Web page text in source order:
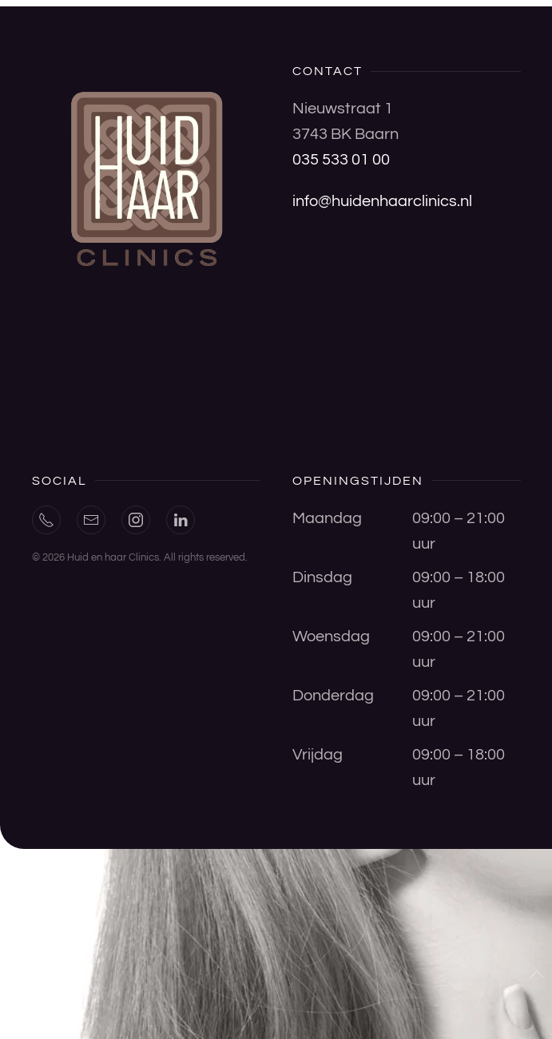
CONTACT
Nieuwstraat 1
3743 BK Baarn
035 533 01 00
info@huidenhaarclinics.nl
SOCIAL
© 2026 Huid en haar Clinics. All rights reserved.
OPENINGSTIJDEN
Maandag
09:00 – 21:00
uur
Dinsdag
09:00 – 18:00
uur
Woensdag
09:00 – 21:00
uur
Donderdag
09:00 – 21:00
uur
Vrijdag
09:00 – 18:00
uur